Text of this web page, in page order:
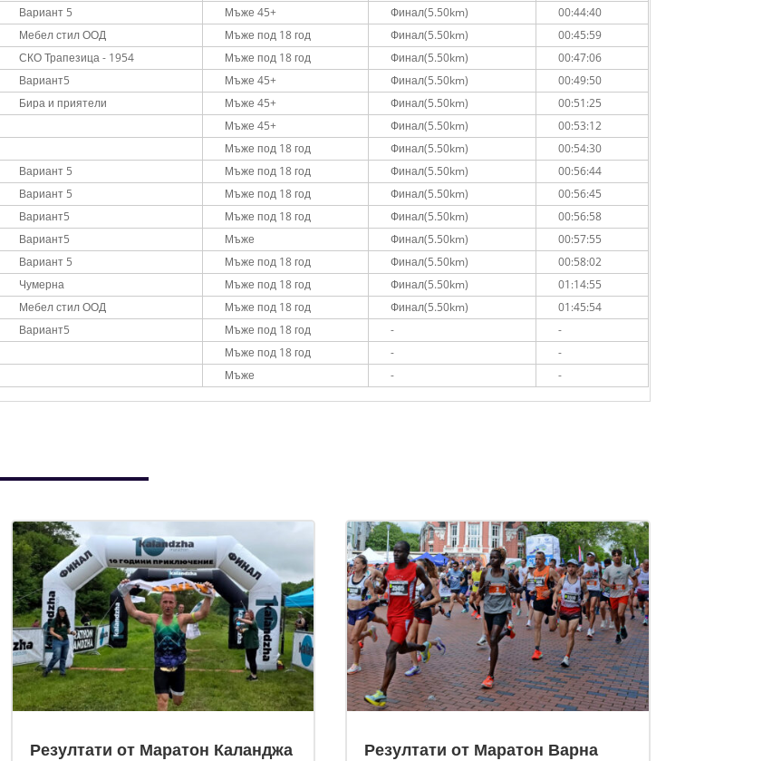
Вариант 5 Мъже 45+ Финал(5.50km)
00:44:40
Мебел стил ООД Мъже под 18 год Финал(5.50km)
00:45:59
СКО Трапезица - 1954 Мъже под 18 год Финал(5.50km)
00:47:06
Вариант5 Мъже 45+ Финал(5.50km)
00:49:50
Бира и приятели Мъже 45+ Финал(5.50km)
00:51:25
Мъже 45+ Финал(5.50km)
00:53:12
Мъже под 18 год Финал(5.50km)
00:54:30
Вариант 5 Мъже под 18 год Финал(5.50km)
00:56:44
Вариант 5 Мъже под 18 год Финал(5.50km)
00:56:45
Вариант5 Мъже под 18 год Финал(5.50km)
00:56:58
Вариант5 Мъже Финал(5.50km)
00:57:55
Вариант 5 Мъже под 18 год Финал(5.50km)
00:58:02
Чумерна Мъже под 18 год Финал(5.50km)
01:14:55
Мебел стил ООД Мъже под 18 год Финал(5.50km)
01:45:54
Вариант5 Мъже под 18 год -
-
Мъже под 18 год -
-
Мъже - -
Резултати от Маратон Каланджа Резултати от Маратон Варна